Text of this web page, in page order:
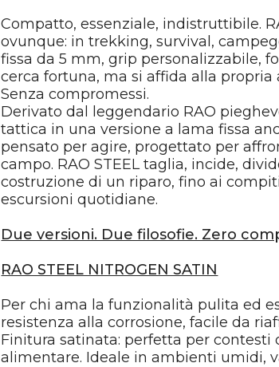
Compatto, essenziale, indistruttibile.
ovunque: in trekking, survival,
fissa da 5 mm, grip personalizzabile,
cerca fortuna, ma si affida alla
Senza compromessi.
Derivato dal leggendario RAO
tattica in una versione a lama fissa
pensato per agire, progettato per
campo. RAO STEEL taglia, incide,
costruzione di un riparo, fino ai
escursioni quotidiane.
Due versioni. Due filosofie. Zero
RAO STEEL NITROGEN SATIN
Per chi ama la funzionalità pulita ed
resistenza alla corrosione, facile da
Finitura satinata: perfetta per contesti
alimentare. Ideale in ambienti umidi,
Coltelleria Outdoor &